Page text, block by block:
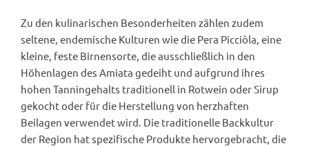
Zu den kulinarischen Besonderheiten zählen zudem
seltene, endemische Kulturen wie die Pera Picciòla, eine
kleine, feste Birnensorte, die ausschließlich in den
Höhenlagen des Amiata gedeiht und aufgrund ihres
hohen Tanningehalts traditionell in Rotwein oder Sirup
gekocht oder für die Herstellung von herzhaften
Beilagen verwendet wird. Die traditionelle Backkultur
der Region hat spezifische Produkte hervorgebracht, die